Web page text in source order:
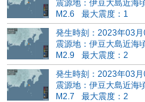
震源地：伊豆大島近海
M2.6
最大震度：1
発生時刻：2023年03
震源地：伊豆大島近海
M2.9
最大震度：2
発生時刻：2023年03
震源地：伊豆大島近海
M2.7
最大震度：2